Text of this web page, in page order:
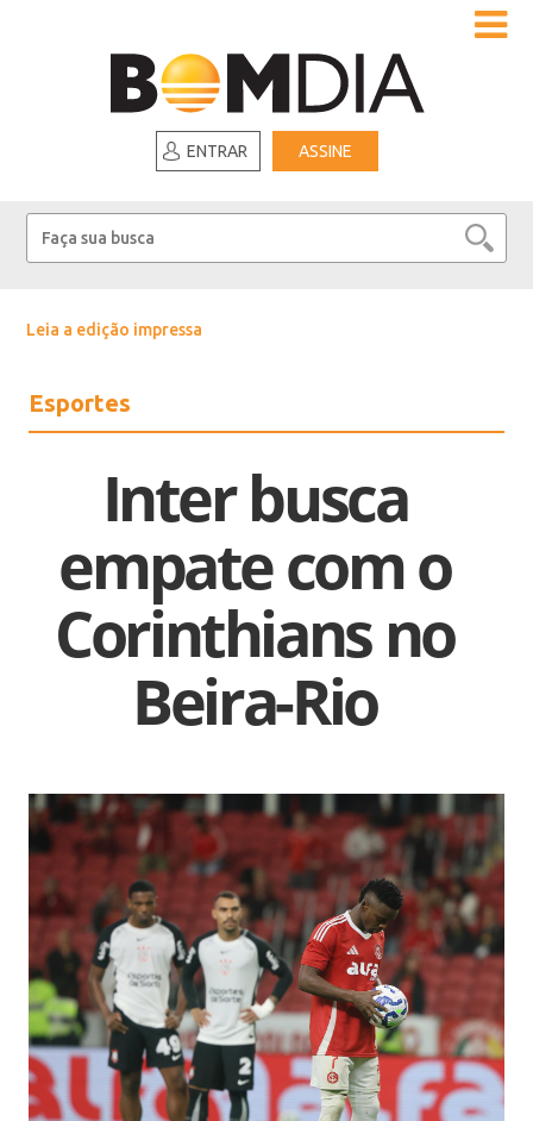
ENTRAR ASSINE
Leia a edição impressa
Esportes
Inter busca
empate com o
Corinthians no
Beira-Rio